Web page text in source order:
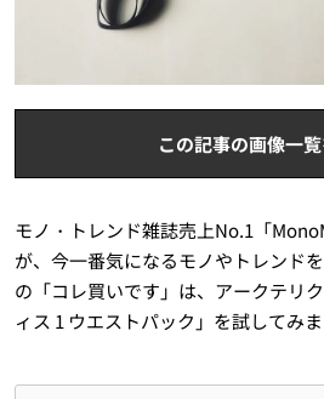
この記事の画像一覧
モノ・トレンド雑誌売上No.1「
が、今一番気になるモノやトレンド
の「コレ買いです」は、アークテリ
ィス 1 ウエストパック」を試してみま